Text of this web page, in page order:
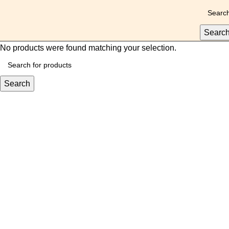
No products were found matching your selection.
Search